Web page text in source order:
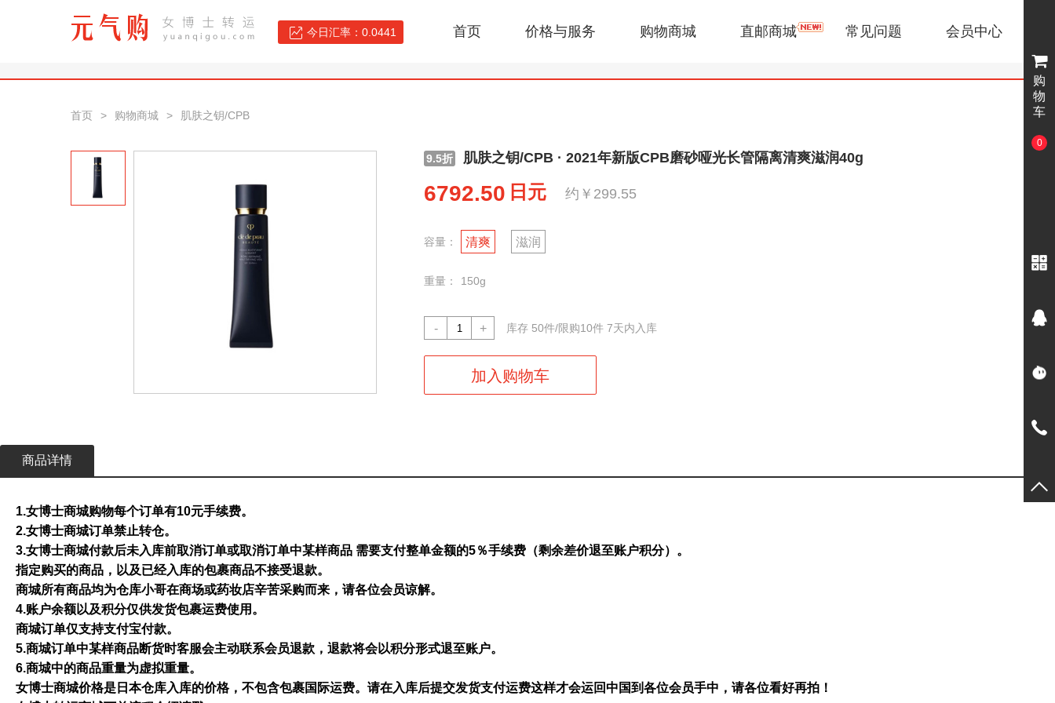
今日汇率：0.0441 首页 价格与服务 购物商城 直邮商城 常见问题 会员中心
购
物
车
0
首页 > 购物商城 > 肌肤之钥/CPB
9.5折 肌肤之钥/CPB · 2021年新版CPB磨砂哑光长管隔离清爽滋润40g
6792.50 日元 约￥299.55
容量： 清爽 滋润
重量： 150g
- + 库存 50件/限购10件 7天内入库
商品详情
1.女博士商城购物每个订单有10元手续费。
2.女博士商城订单禁止转仓。
3.女博士商城付款后未入库前取消订单或取消订单中某样商品 需要支付整单金额的5％手续费（剩余差价退至账户积分）。
指定购买的商品，以及已经入库的包裹商品不接受退款。
商城所有商品均为仓库小哥在商场或药妆店辛苦采购而来，请各位会员谅解。
4.账户余额以及积分仅供发货包裹运费使用。
商城订单仅支持支付宝付款。
5.商城订单中某样商品断货时客服会主动联系会员退款，退款将会以积分形式退至账户。
6.商城中的商品重量为虚拟重量。
女博士商城价格是日本仓库入库的价格，不包含包裹国际运费。请在入库后提交发货支付运费这样才会运回中国到各位会员手中，请各位看好再拍！